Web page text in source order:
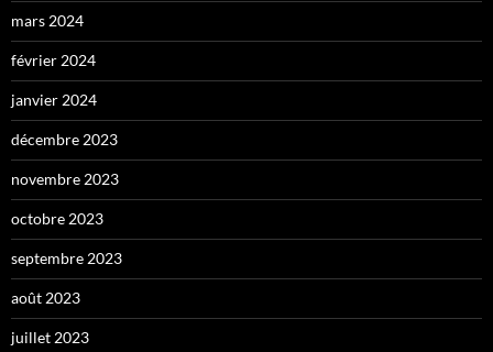
mars 2024
février 2024
janvier 2024
décembre 2023
novembre 2023
octobre 2023
septembre 2023
août 2023
juillet 2023